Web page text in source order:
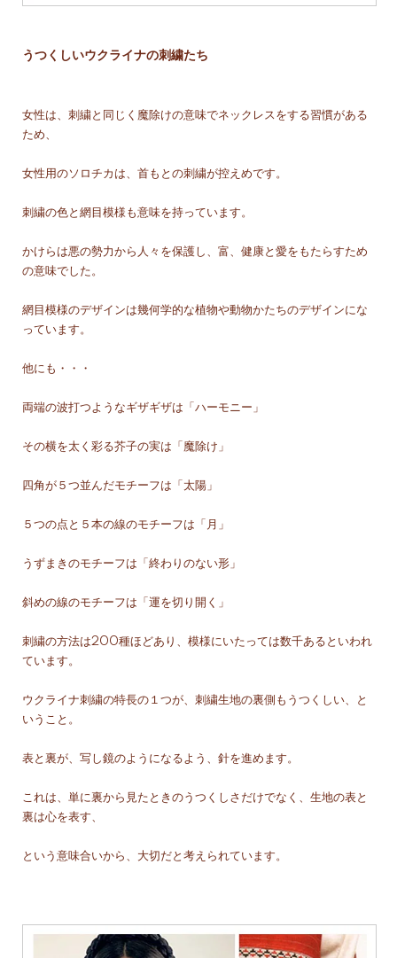
うつくしいウクライナの刺繍たち
女性は、刺繍と同じく魔除けの意味でネックレスをする習慣がある
ため、
女性用のソロチカは、首もとの刺繍が控えめです。
刺繍の色と網目模様も意味を持っています。
かけらは悪の勢力から人々を保護し、富、健康と愛をもたらすため
の意味でした。
網目模様のデザインは幾何学的な植物や動物かたちのデザインにな
っています。
他にも・・・
両端の波打つようなギザギザは「ハーモニー」
その横を太く彩る芥子の実は「魔除け」
四角が５つ並んだモチーフは「太陽」
５つの点と５本の線のモチーフは「月」
うずまきのモチーフは「終わりのない形」
斜めの線のモチーフは「運を切り開く」
刺繍の方法は200種ほどあり、模様にいたっては数千あるといわれ
ています。
ウクライナ刺繍の特長の１つが、刺繍生地の裏側もうつくしい、と
いうこと。
表と裏が、写し鏡のようになるよう、針を進めます。
これは、単に裏から見たときのうつくしさだけでなく、生地の表と
裏は心を表す、
という意味合いから、大切だと考えられています。